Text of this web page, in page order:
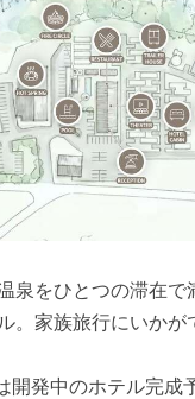
泉をひとつの滞在で
。家族旅行にいかが
開発中のホテル完成